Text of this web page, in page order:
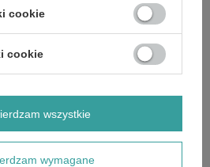
OGLĄDANE
cookie
cookie
wymagane
wszystkie